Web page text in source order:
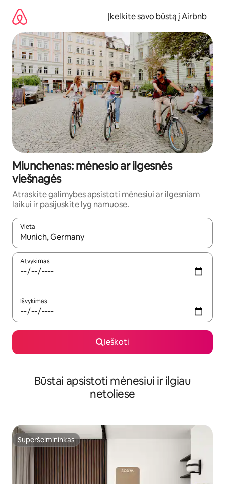
turinio
Įkelkite savo būstą į Airbnb
Miunchenas: mėnesio ar ilgesnės
viešnagės
Atraskite galimybes apsistoti mėnesiui ar ilgesniam
laikui ir pasijuskite lyg namuose.
Vieta
Kai pasirodys paieškos rezultatai, juos naršyti galite
Atvykimas
Išvykimas
Ieškoti
Būstai apsistoti mėnesiui ir ilgiau
netoliese
Superšeimininkas
Superšeimininkas